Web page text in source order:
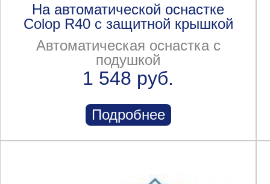
На автоматической оснастке
Colop R40 с защитной крышкой
Автоматическая оснастка с
подушкой
1 548 руб.
Подробнее